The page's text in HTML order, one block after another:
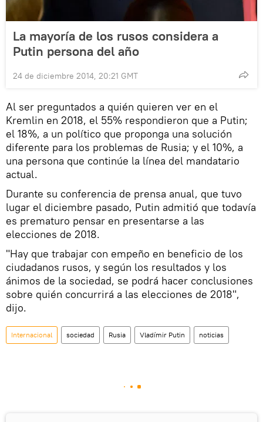
La mayoría de los rusos considera a
Putin persona del año
24 de diciembre 2014, 20:21 GMT
Al ser preguntados a quién quieren ver en el
Kremlin en 2018, el 55% respondieron que a Putin;
el 18%, a un político que proponga una solución
diferente para los problemas de Rusia; y el 10%, a
una persona que continúe la línea del mandatario
actual.
Durante su conferencia de prensa anual, que tuvo
lugar el diciembre pasado, Putin admitió que todavía
es prematuro pensar en presentarse a las
elecciones de 2018.
"Hay que trabajar con empeño en beneficio de los
ciudadanos rusos, y según los resultados y los
ánimos de la sociedad, se podrá hacer conclusiones
sobre quién concurrirá a las elecciones de 2018",
dijo.
Internacional sociedad Rusia Vladímir Putin noticias